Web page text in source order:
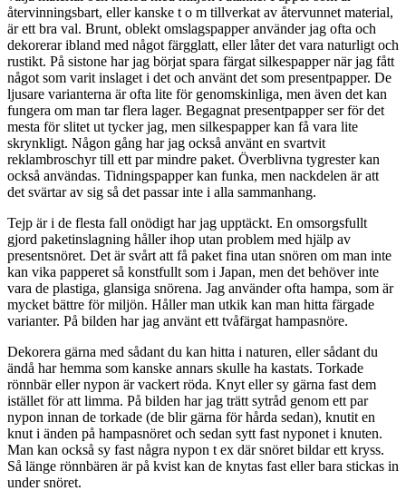
återvinningsbart, eller kanske t o m tillverkat av återvunnet material,
är ett bra val. Brunt, oblekt omslagspapper använder jag ofta och
dekorerar ibland med något färgglatt, eller låter det vara naturligt och
rustikt. På sistone har jag börjat spara färgat silkespapper när jag fått
något som varit inslaget i det och använt det som presentpapper. De
ljusare varianterna är ofta lite för genomskinliga, men även det kan
fungera om man tar flera lager. Begagnat presentpapper ser för det
mesta för slitet ut tycker jag, men silkespapper kan få vara lite
skrynkligt. Någon gång har jag också använt en svartvit
reklambroschyr till ett par mindre paket. Överblivna tygrester kan
också användas. Tidningspapper kan funka, men nackdelen är att
det svärtar av sig så det passar inte i alla sammanhang.
Tejp är i de flesta fall onödigt har jag upptäckt. En omsorgsfullt
gjord paketinslagning håller ihop utan problem med hjälp av
presentsnöret. Det är svårt att få paket fina utan snören om man inte
kan vika papperet så konstfullt som i Japan, men det behöver inte
vara de plastiga, glansiga snörena. Jag använder ofta hampa, som är
mycket bättre för miljön. Håller man utkik kan man hitta färgade
varianter. På bilden har jag använt ett tvåfärgat hampasnöre.
Dekorera gärna med sådant du kan hitta i naturen, eller sådant du
ändå har hemma som kanske annars skulle ha kastats. Torkade
rönnbär eller nypon är vackert röda. Knyt eller sy gärna fast dem
istället för att limma. På bilden har jag trätt sytråd genom ett par
nypon innan de torkade (de blir gärna för hårda sedan), knutit en
knut i änden på hampasnöret och sedan sytt fast nyponet i knuten.
Man kan också sy fast några nypon t ex där snöret bildar ett kryss.
Så länge rönnbären är på kvist kan de knytas fast eller bara stickas in
under snöret.